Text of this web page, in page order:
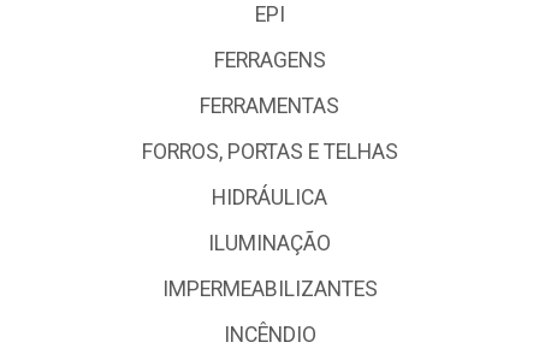
EPI
FERRAGENS
FERRAMENTAS
FORROS, PORTAS E TELHAS
HIDRÁULICA
ILUMINAÇÃO
IMPERMEABILIZANTES
INCÊNDIO